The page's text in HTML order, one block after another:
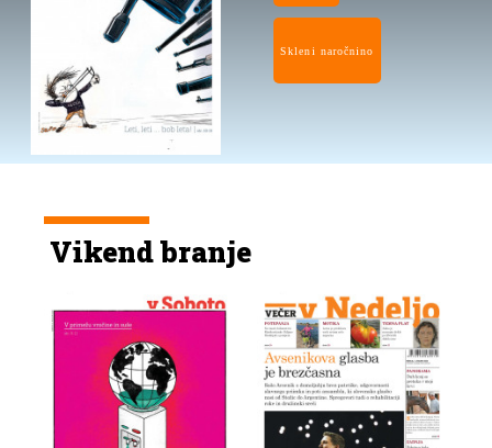
Skleni naročnino
Vikend branje